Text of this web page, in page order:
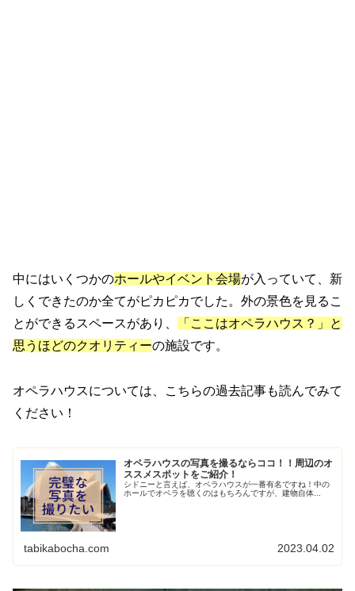
中にはいくつかのホールやイベント会場が入っていて、新
しくできたのか全てがピカピカでした。外の景色を見るこ
とができるスペースがあり、
「ここはオペラハウス？」と
思うほどのクオリティーの施設です。
オペラハウスについては、こちらの過去記事も読んでみて
ください！
オペラハウスの写真を撮るならココ！！周辺のオ
ススメスポットをご紹介！
シドニーと言えば、オペラハウスが一番有名ですね！中の
ホールでオペラを聴くのはもちろんですが、建物自体...
tabikabocha.com 2023.04.02